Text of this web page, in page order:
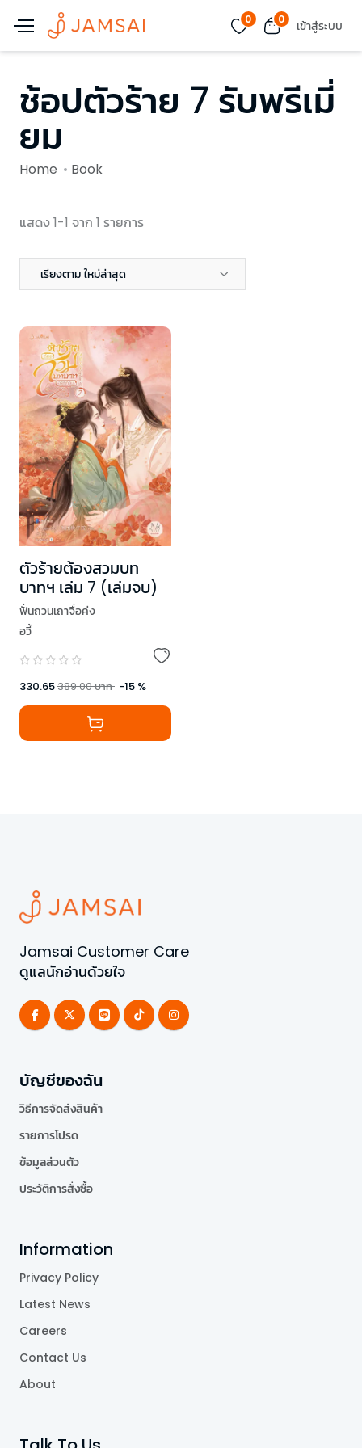
0 0 เข้าสู่ระบบ
ช้อปตัวร้าย 7 รับพรีเมี่
ยม
Home Book
แสดง 1-1 จาก 1 รายการ
เรียงตาม ใหม่ล่าสุด
ตัวร้ายต้องสวมบท
บาทฯ เล่ม 7 (เล่มจบ)
ฟั่นถวนเถาจื่อค่ง
อวี้
330.65389.00บาท -15 %
Jamsai Customer Care
ดูแลนักอ่านด้วยใจ
บัญชีของฉัน
วิธีการจัดส่งสินค้า
รายการโปรด
ข้อมูลส่วนตัว
ประวัติการสั่งซื้อ
Information
Privacy Policy
Latest News
Careers
Contact Us
About